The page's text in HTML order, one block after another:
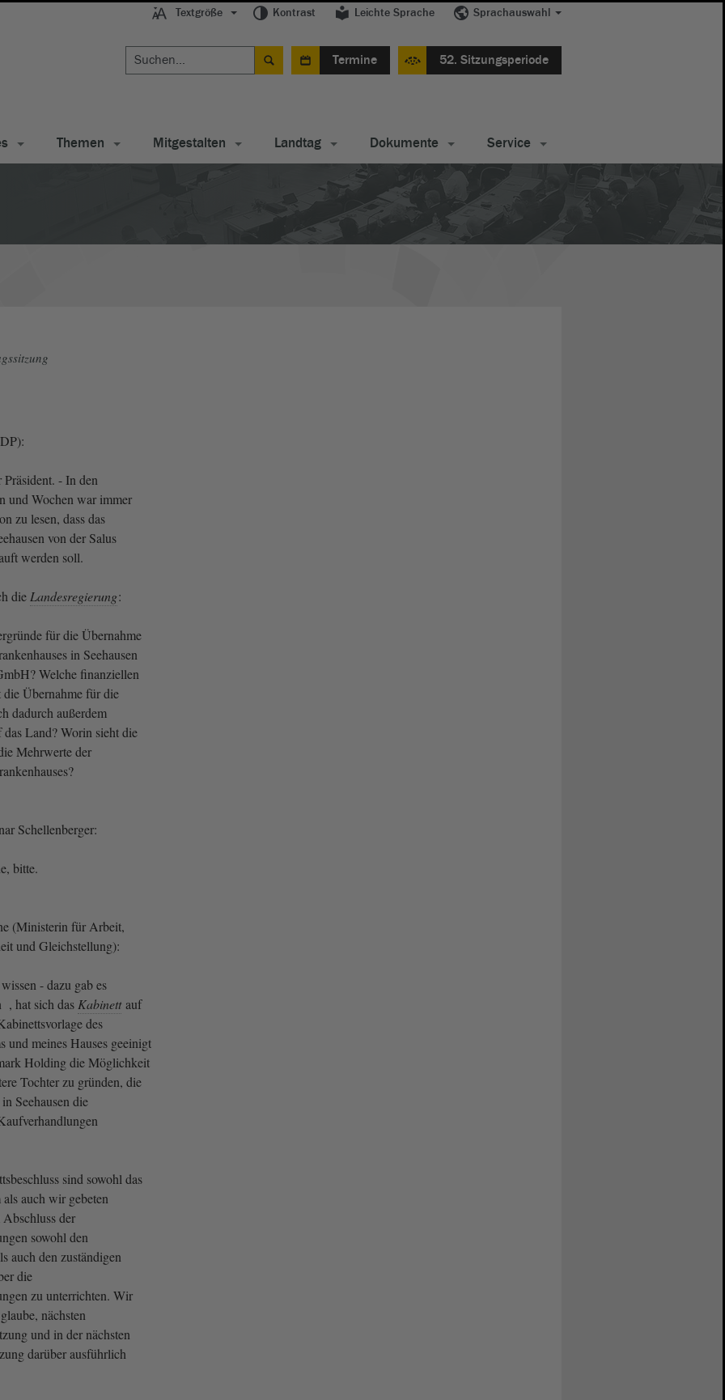
Textgröße Kontrast Leichte Sprache Sprachauswahl
Termine 52. Sitzungsperiode
Themen Mitgestalten Landtag Dokumente Service
- In den
und Wochen war immer
zu lesen, dass das
von der Salus
werden soll.
die Landesregierung:
für die Übernahme
in Seehausen
Welche finanziellen
Übernahme für die
dadurch außerdem
Land? Worin sieht die
Mehrwerte der
Schellenberger:
bitte.
(Ministerin für Arbeit,
und Gleichstellung):
- dazu gab es
, hat sich das Kabinett auf
des
und meines Hauses geeinigt
Holding die Möglichkeit
Tochter zu gründen, die
Seehausen die
sind sowohl das
auch wir gebeten
der
sowohl den
auch den zuständigen
die
zu unterrichten. Wir
nächsten
und in der nächsten
darüber ausführlich